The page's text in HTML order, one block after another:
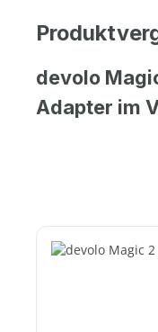
devolo
Adapter im